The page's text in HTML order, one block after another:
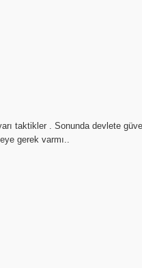
taktikler . Sonunda devlete
gerek varmı..